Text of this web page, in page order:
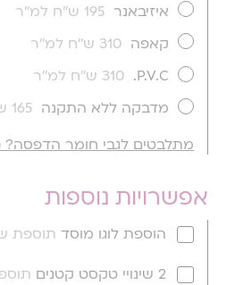
איזיבאנר 195 ש''ח למ''ר
קאפה 310 ש''ח למ''ר
P.V.C.
310 ש''ח למ''ר
מדבקה ללא התקנה 165 ש''ח למ''ר
מתלבטים לגבי חומר הדפסה?
אפשרויות נוספות
הוספת לוגו מוסד תוספת של 90
2 שינויי טקסט קטנים תוספת